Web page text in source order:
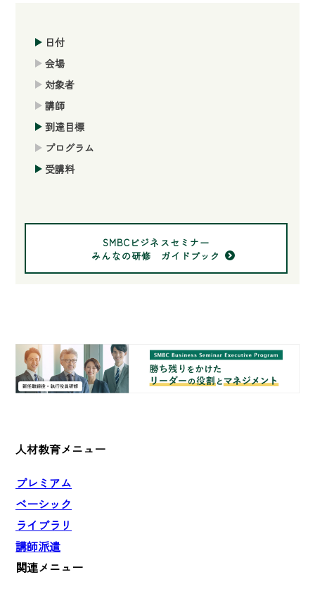
日付
会場
対象者
講師
到達目標
プログラム
受講料
SMBCビジネスセミナー
みんなの研修 ガイドブック
人材教育メニュー
プレミアム
ベーシック
ライブラリ
講師派遣
関連メニュー